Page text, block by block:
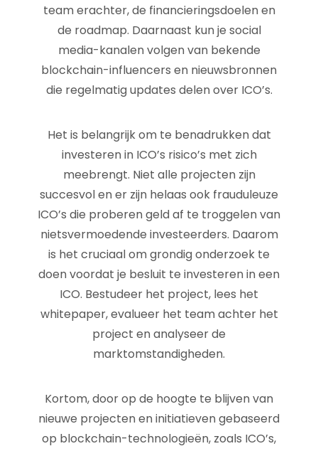
team erachter, de financieringsdoelen en
de roadmap. Daarnaast kun je social
media-kanalen volgen van bekende
blockchain-influencers en nieuwsbronnen
die regelmatig updates delen over ICO’s.
Het is belangrijk om te benadrukken dat
investeren in ICO’s risico’s met zich
meebrengt. Niet alle projecten zijn
succesvol en er zijn helaas ook frauduleuze
ICO’s die proberen geld af te troggelen van
nietsvermoedende investeerders. Daarom
is het cruciaal om grondig onderzoek te
doen voordat je besluit te investeren in een
ICO. Bestudeer het project, lees het
whitepaper, evalueer het team achter het
project en analyseer de
marktomstandigheden.
Kortom, door op de hoogte te blijven van
nieuwe projecten en initiatieven gebaseerd
op blockchain-technologieën, zoals ICO’s,